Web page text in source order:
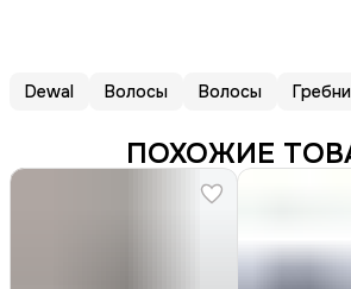
Dewal Волосы Волосы
ПОХОЖИЕ